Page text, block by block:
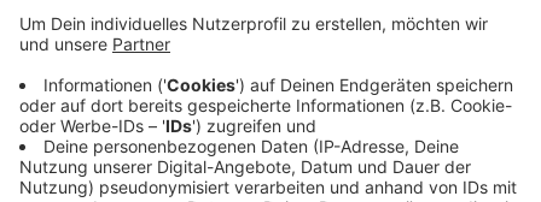
Und damit auf Borussias künftigen Cheftrainer Adi
Hütter. Für beide Clubs ist es ein wichtiges Spiel: die
Eintracht will in die Champions League, der VfL in die
Euroleague. Eine schwere Aufgabe, sagt Noch-VfL